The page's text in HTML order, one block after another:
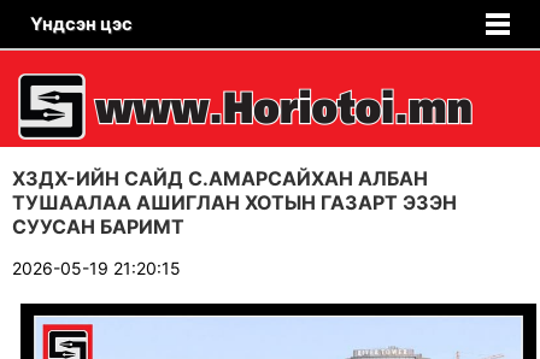
Үндсэн цэс
ХЗДХ-ИЙН САЙД С.АМАРСАЙХАН АЛБАН
ТУШААЛАА АШИГЛАН ХОТЫН ГАЗАРТ ЭЗЭН
СУУСАН БАРИМТ
2026-05-19 21:20:15